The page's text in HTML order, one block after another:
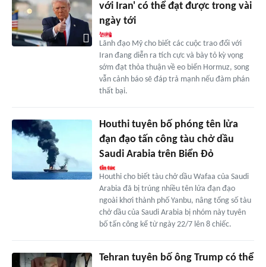
với Iran' có thể đạt được trong vài
ngày tới
Lãnh đạo Mỹ cho biết các cuộc trao đổi với
Iran đang diễn ra tích cực và bày tỏ kỳ vọng
sớm đạt thỏa thuận về eo biển Hormuz, song
vẫn cảnh báo sẽ đáp trả mạnh nếu đàm phán
thất bại.
Houthi tuyên bố phóng tên lửa
đạn đạo tấn công tàu chở dầu
Saudi Arabia trên Biển Đỏ
Houthi cho biết tàu chở dầu Wafaa của Saudi
Arabia đã bị trúng nhiều tên lửa đạn đạo
ngoài khơi thành phố Yanbu, nâng tổng số tàu
chở dầu của Saudi Arabia bị nhóm này tuyên
bố tấn công kể từ ngày 22/7 lên 8 chiếc.
Tehran tuyên bố ông Trump có thể